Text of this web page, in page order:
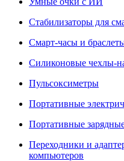
Стабилизаторы для
Смарт-часы и
Силиконовые чехлы-
Пульсоксиметры
Портативные
Портативные
Переходники и
компьютеров